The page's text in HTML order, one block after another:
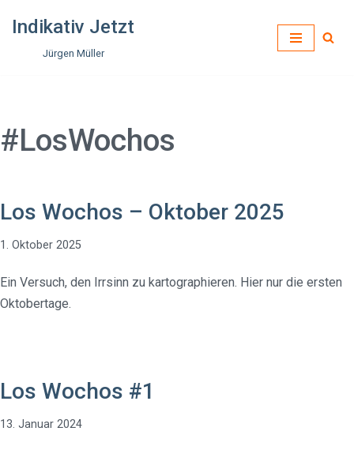
Indikativ Jetzt
Jürgen Müller
#LosWochos
Los Wochos – Oktober 2025
1. Oktober 2025
Ein Versuch, den Irrsinn zu kartographieren. Hier nur die ersten
Oktobertage.
Los Wochos #1
13. Januar 2024